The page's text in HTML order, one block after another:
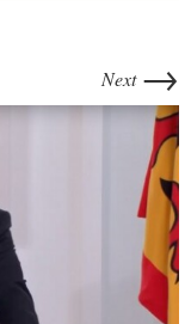
Next →